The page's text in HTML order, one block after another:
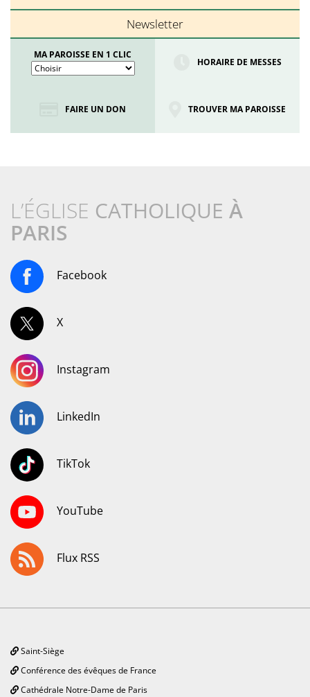
Newsletter
MA PAROISSE EN 1 CLIC
HORAIRE DE MESSES
FAIRE UN DON TROUVER MA PAROISSE
L’ÉGLISE CATHOLIQUE À
PARIS
Facebook
X
Instagram
LinkedIn
TikTok
YouTube
Flux RSS
Saint-Siège
Conférence des évêques de France
Cathédrale Notre-Dame de Paris